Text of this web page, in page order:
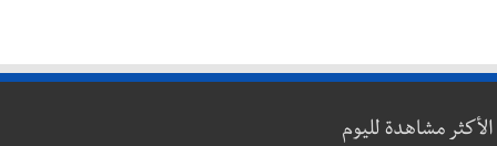
الأكثر مشاهدة لليوم